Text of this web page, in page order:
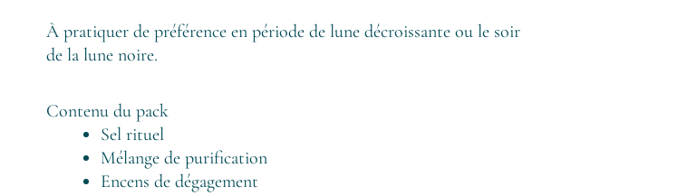
À pratiquer de préférence en période de lune décroissante ou le soir
de la lune noire.
Contenu du pack
Sel rituel
Mélange de purification
Encens de dégagement